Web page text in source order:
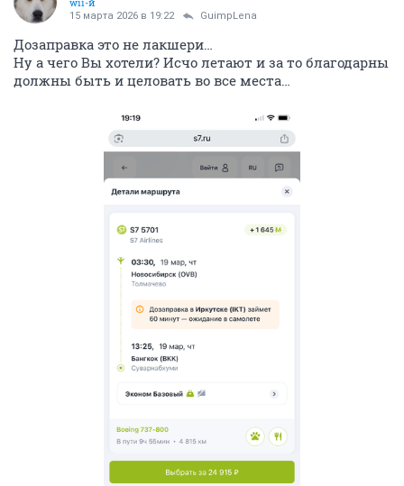
15 марта 2026 в 19:22 GuimpLena
Дозаправка это не лакшери…
Ну а чего Вы хотели? Исчо летают и за то благодарны
должны быть и целовать во все места…